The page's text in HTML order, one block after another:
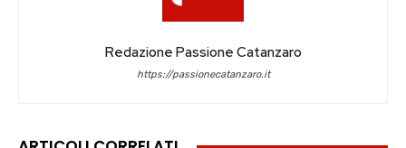
Redazione Passione Catanzaro
https://passionecatanzaro.it